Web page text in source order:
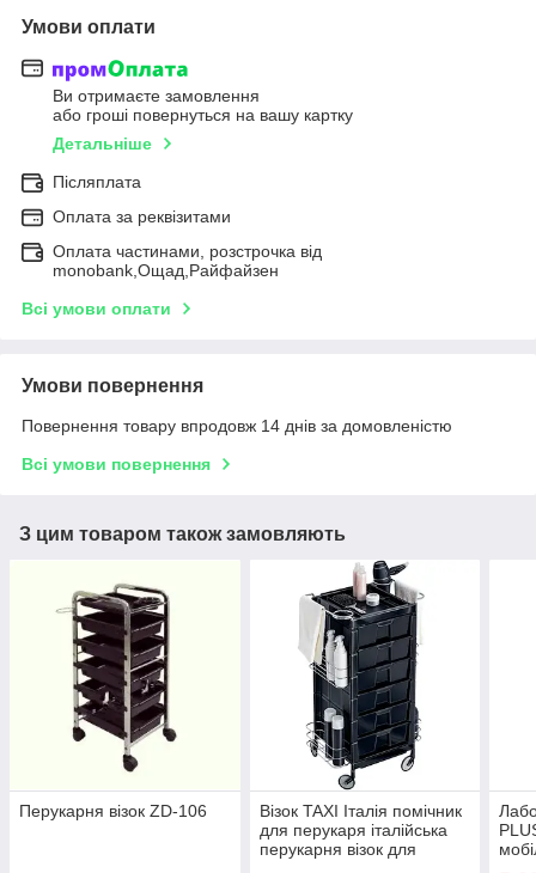
Умови оплати
Ви отримаєте замовлення
або гроші повернуться на вашу картку
Детальніше
Післяплата
Оплата за реквізитами
Оплата частинами, розстрочка від
monobank,Ощад,Райфайзен
Всі умови оплати
Умови повернення
Повернення товару впродовж 14 днів за домовленістю
Всі умови повернення
З цим товаром також замовляють
Перукарня візок ZD-106
Візок TAXI Італія помічник
для перукаря італійська
перукарня візок для